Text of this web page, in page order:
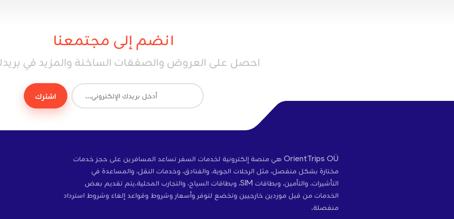
انضم إلى مجتمعنا
احصل على العروض والصفقات الساخنة والمزيد في بريدك
اشترك
OrientTrips OÜ هي منصة إلكترونية لخدمات السفر تساعد المسافرين على حجز خدمات
مختارة بشكل منفصل، مثل الرحلات الجوية، والفنادق، وخدمات النقل، والمساعدة في
التأشيرات، والتأمين، وبطاقات SIM، وبطاقات السياح، والتجارب المحلية.يتم تقديم بعض
الخدمات من قبل موردين خارجيين وتخضع لتوفر وأسعار وشروط وقواعد إلغاء وشروط استرداد
منفصلة.